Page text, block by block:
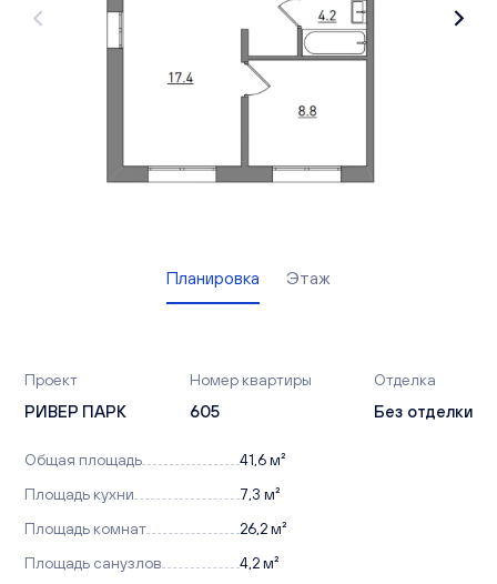
Вакансии
Офисы продаж
Планировка Этаж
Проект
РИВЕР ПАРК
Номер квартиры
605
Отделка
Без отделки
Общая площадь
41,6 м²
Площадь кухни
7,3 м²
Площадь комнат
26,2 м²
Площадь санузлов
4,2 м²